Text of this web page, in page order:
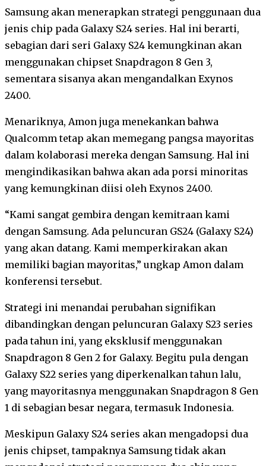
Samsung akan menerapkan strategi penggunaan dua
jenis chip pada Galaxy S24 series. Hal ini berarti,
sebagian dari seri Galaxy S24 kemungkinan akan
menggunakan chipset Snapdragon 8 Gen 3,
sementara sisanya akan mengandalkan Exynos
2400.
Menariknya, Amon juga menekankan bahwa
Qualcomm tetap akan memegang pangsa mayoritas
dalam kolaborasi mereka dengan Samsung. Hal ini
mengindikasikan bahwa akan ada porsi minoritas
yang kemungkinan diisi oleh Exynos 2400.
“Kami sangat gembira dengan kemitraan kami
dengan Samsung. Ada peluncuran GS24 (Galaxy S24)
yang akan datang. Kami memperkirakan akan
memiliki bagian mayoritas,” ungkap Amon dalam
konferensi tersebut.
Strategi ini menandai perubahan signifikan
dibandingkan dengan peluncuran Galaxy S23 series
pada tahun ini, yang eksklusif menggunakan
Snapdragon 8 Gen 2 for Galaxy. Begitu pula dengan
Galaxy S22 series yang diperkenalkan tahun lalu,
yang mayoritasnya menggunakan Snapdragon 8 Gen
1 di sebagian besar negara, termasuk Indonesia.
Meskipun Galaxy S24 series akan mengadopsi dua
jenis chipset, tampaknya Samsung tidak akan